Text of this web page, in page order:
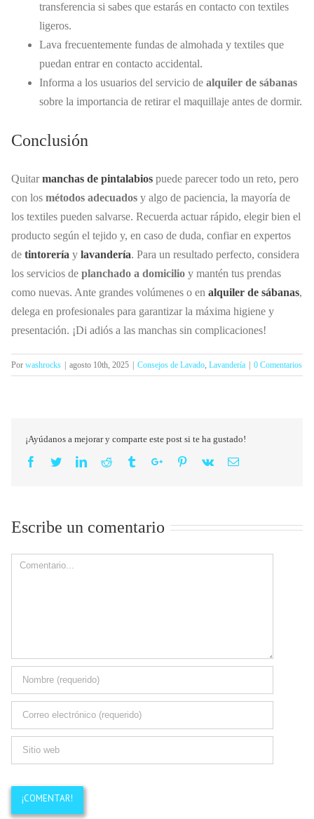
transferencia si sabes que estarás en contacto con textiles
ligeros.
Lava frecuentemente fundas de almohada y textiles que
puedan entrar en contacto accidental.
Informa a los usuarios del servicio de alquiler de sábanas
sobre la importancia de retirar el maquillaje antes de dormir.
Conclusión
Quitarmanchas de pintalabios puede parecer todo un reto, pero
con los métodos adecuados y algo de paciencia, la mayoría de
los textiles pueden salvarse. Recuerda actuar rápido, elegir bien el
producto según el tejido y, en caso de duda, confiar en expertos
de tintorería y lavandería. Para un resultado perfecto, considera
los servicios de planchado a domicilio y mantén tus prendas
como nuevas. Ante grandes volúmenes o en alquiler de sábanas,
delega en profesionales para garantizar la máxima higiene y
presentación. ¡Di adiós a las manchas sin complicaciones!
Por washrocks | agosto 10th, 2025 | Consejos de Lavado Lavandería | 0 Comentarios
¡Ayúdanos a mejorar y comparte este post si te ha gustado!
Facebook
TwitterLinkedinReddit TumblrGoogle+Pinterest
Vk Email
Escribe un comentario
Comment